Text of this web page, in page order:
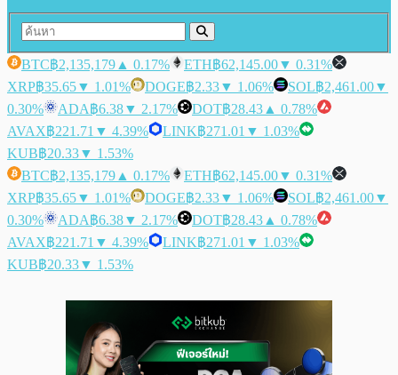
BTC฿2,135,179 ▲ 0.17% ETH฿62,145.00▼ 0.31%
XRP฿35.65▼ 1.01% DOGE฿2.33▼ 1.06% SOL฿2,461.00▼
0.30%
ADA฿6.38▼ 2.17% DOT฿28.43 ▲ 0.78%
AVAX฿221.71 ▼ 4.39% LINK฿271.01 ▼ 1.03%
KUB฿20.33▼ 1.53%
BTC฿2,135,179 ▲ 0.17% ETH฿62,145.00▼ 0.31%
XRP฿35.65▼ 1.01% DOGE฿2.33▼ 1.06% SOL฿2,461.00▼
0.30%
ADA฿6.38▼ 2.17% DOT฿28.43 ▲ 0.78%
AVAX฿221.71 ▼ 4.39% LINK฿271.01 ▼ 1.03%
KUB฿20.33▼ 1.53%